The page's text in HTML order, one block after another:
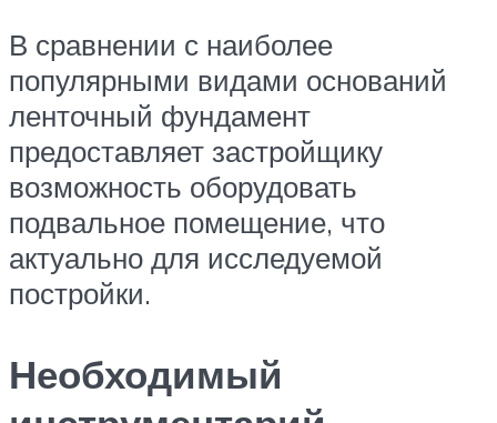
В сравнении с наиболее
популярными видами оснований
ленточный фундамент
предоставляет застройщику
возможность оборудовать
подвальное помещение, что
актуально для исследуемой
постройки.
Необходимый